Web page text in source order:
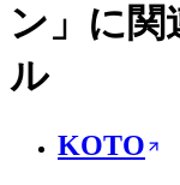
ン 」に
ル
KOTO